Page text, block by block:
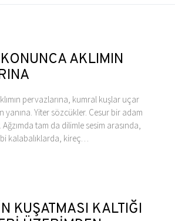
AKLIMIN
pervazlarına, kumral kuşlar uçar
yanına. Yiter sözcükler. Cesur bir adam
tam da dilimle sesim arasında,
kalabalıklarda, kireç…
KUŞATMASI KALTIĞI